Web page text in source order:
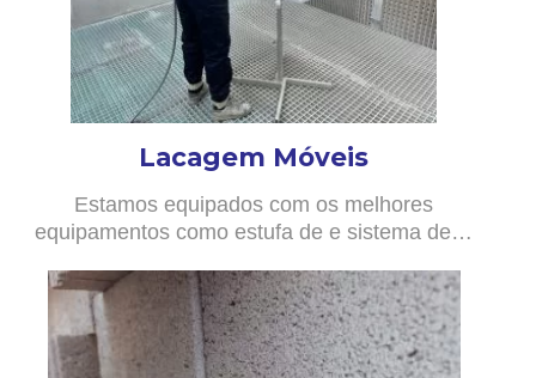
Lacagem Móveis
Estamos equipados com os melhores
equipamentos como estufa de e sistema de…